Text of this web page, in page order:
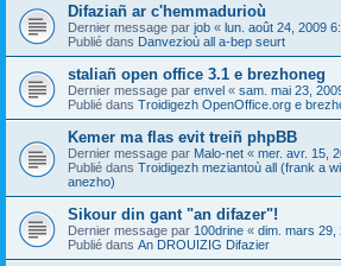
Difaziañ ar c'hemmadurioù
Dernier message par job « lun. août 24, 2009
Publié dans Danvezioù all a-bep seurt
staliañ open office 3.1 e brezhoneg
Dernier message par envel « sam. mai 23,
Publié dans Troidigezh OpenOffice.org e
Kemer ma flas evit treiñ phpBB
Dernier message par Malo-net « mer. avr. 15,
Publié dans Troidigezh meziantoù all (frank a
anezho)
Sikour din gant "an difazer"!
Dernier message par 100drine « dim. mars 29,
Publié dans An DROUIZIG Difazier